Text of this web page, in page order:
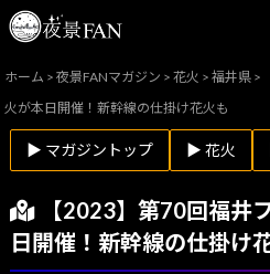
ホーム >夜景FANマガジン >花火 >福井県 >
火が本日開催！新幹線の仕掛け花火も
▶ マガジントップ ▶ 花火
【2023】第70回福井
日開催！新幹線の仕掛け